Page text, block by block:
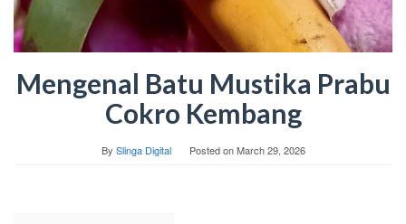
Mengenal Batu Mustika Prabu
Cokro Kembang
By Slinga Digital Posted onMarch 29, 2026